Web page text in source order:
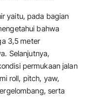
yaitu, pada bagian
bahwa
3,5 meter
Selanjutnya,
permukaan jalan
roll, pitch, yaw,
serta